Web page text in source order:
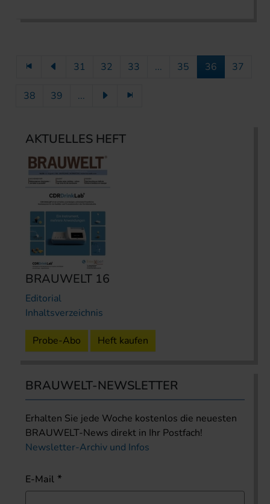
31 32 33 ... 35 36 37
38 39 ...
AKTUELLES HEFT
BRAUWELT 16
Editorial
Inhaltsverzeichnis
Probe-Abo Heft kaufen
BRAUWELT-NEWSLETTER
Erhalten Sie jede Woche kostenlos die neuesten
BRAUWELT-News direkt in Ihr Postfach!
Newsletter-Archiv und Infos
E-Mail